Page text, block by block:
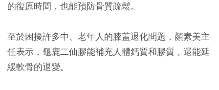
的復原時間，也能預防骨質疏鬆。
至於困擾許多中、老年人的膝蓋退化問題，顏素美主
任表示，龜鹿二仙膠能補充人體鈣質和膠質，還能延
緩軟骨的退變。